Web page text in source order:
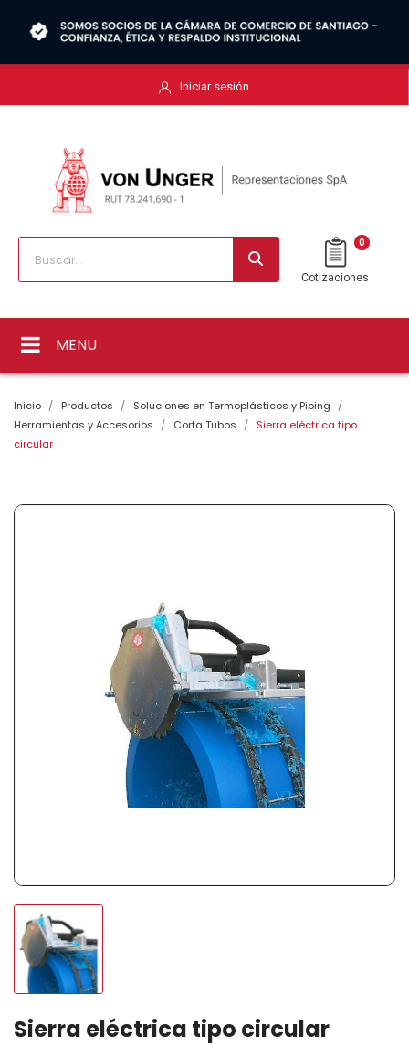
Iniciar sesión
0
Cotizaciones
MENU
Inicio Productos
Soluciones en Termoplásticos y Piping
Herramientas y Accesorios
Corta Tubos
Sierra eléctrica tipo
circular
Sierra eléctrica tipo circular